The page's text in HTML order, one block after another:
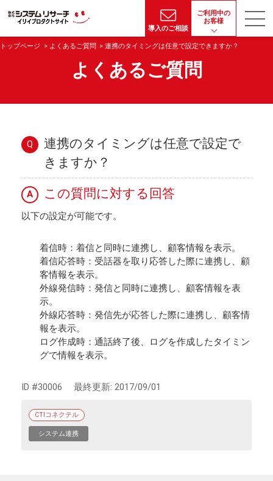
導入のご相談
ご利用中の
お客様
トップページ よくあるご質問 連携のタイミングは任意で設定できますか？
よくあるご質問
Q
連携のタイミングは任意で設定で
きますか？
A この質問に対する回答
以下の設定が可能です。
着信時：着信と同時に連携し、顧客情報を表示。
着信応答時：受話器を取り応答した際に連携し、顧
客情報を表示。
外線発信時：発信と同時に連携し、顧客情報を表
示。
外線応答時：発信先が応答した際に連携し、顧客情
報を表示。
ログ作成時：通話終了後、ログを作成したタイミン
グで情報を表示。
ID #30006 最終更新: 2017/09/01
CTIコネクテル
システム連携